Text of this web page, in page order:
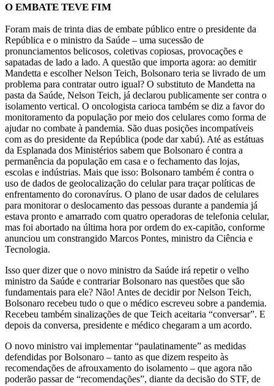
O EMBATE TEVE FIM
Foram mais de trinta dias de embate público entre o presidente da
República e o ministro da Saúde – uma sucessão de
pronunciamentos belicosos, coletivas copiosas, provocações e
sapatadas de lado a lado. A questão que importa agora: ao demitir
Mandetta e escolher Nelson Teich, Bolsonaro teria se livrado de um
problema para contratar outro igual? O substituto de Mandetta na
pasta da Saúde, Nelson Teich, já declarou publicamente ser contra o
isolamento vertical. O oncologista carioca também se diz a favor do
monitoramento da população por meio dos celulares como forma de
ajudar no combate à pandemia. São duas posições incompatíveis
com as do presidente da República (pode dar xabú). Até as estátuas
da Esplanada dos Ministérios sabem que Bolsonaro é contra a
permanência da população em casa e o fechamento das lojas,
escolas e indústrias. Mais que isso: Bolsonaro também é contra o
uso de dados de geolocalização do celular para traçar políticas de
enfrentamento do coronavírus. O plano de usar dados de celulares
para monitorar o deslocamento das pessoas durante a pandemia já
estava pronto e amarrado com quatro operadoras de telefonia celular,
mas foi abortado na última hora por ordem do ex-capitão, conforme
anunciou um constrangido Marcos Pontes, ministro da Ciência e
Tecnologia.
Isso quer dizer que o novo ministro da Saúde irá repetir o velho
ministro da Saúde e contrariar Bolsonaro nas questões que são
fundamentais para ele? Não! Antes de decidir por Nelson Teich,
Bolsonaro recebeu tudo o que o médico escreveu sobre a pandemia.
Recebeu também sinalizações de que Teich aceitaria “conversar”. E
depois da conversa, presidente e médico chegaram a um acordo.
O novo ministro vai implementar “paulatinamente” as medidas
defendidas por Bolsonaro – tanto as que dizem respeito às
recomendações de afrouxamento do isolamento – que agora não
poderão passar de “recomendações”, diante da decisão do STF, de